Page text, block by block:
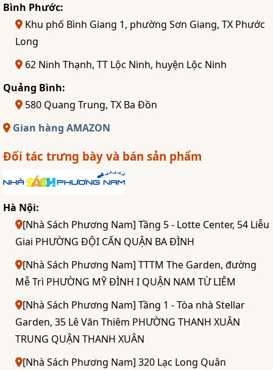
Bình Phước:
Khu phố Bình Giang 1, phường Sơn Giang, TX Phước
Long
62 Ninh Thạnh, TT Lộc Ninh, huyện Lộc Ninh
Quảng Bình:
580 Quang Trung, TX Ba Đồn
Gian hàng AMAZON
Đối tác trưng bày và bán sản phẩm
Hà Nội:
[Nhà Sách Phương Nam] Tầng 5 - Lotte Center, 54 Liễu
Giai PHƯỜNG ĐỘI CẤN QUẬN BA ĐÌNH
[Nhà Sách Phương Nam] TTTM The Garden, đường
Mễ Trì PHƯỜNG MỸ ĐÌNH I QUẬN NAM TỪ LIÊM
[Nhà Sách Phương Nam] Tầng 1 - Tòa nhà Stellar
Garden, 35 Lê Văn Thiêm PHƯỜNG THANH XUÂN
TRUNG QUẬN THANH XUÂN
[Nhà Sách Phương Nam] 320 Lạc Long Quân